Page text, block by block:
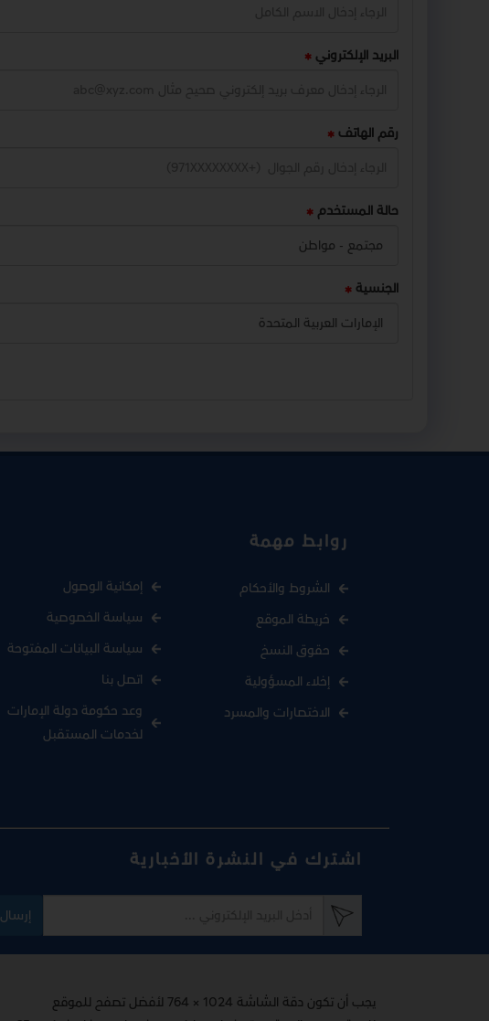
البريد الإلكتروني
رقم الهاتف
حالة المستخدم
الجنسية
روابط مهمة
الشروط والأحكام
خريطة الموقع
حقوق النسخ
إخلاء المسؤولية
الاختصارات والمسرد
إمكانية الوصول
سياسة الخصوصية
سياسة البيانات المفتوحة
اتصل بنا
وعد حكومة دولة الإمارات
لخدمات المستقبل
اشترك في النشرة الأخبارية
إرسال
يجب أن تكون دقة الشاشة 1024 × 764 لأفضل تصفح للموقع